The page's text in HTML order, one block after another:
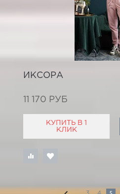
ИКСОРА
11 170 РУБ
КУПИТЬ В 1
КЛИК